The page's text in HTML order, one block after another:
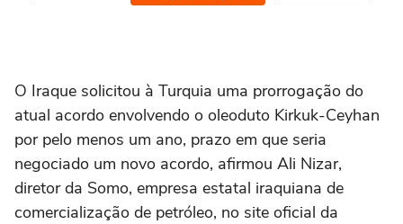
O Iraque ‌solicitou à Turquia uma prorrogação do
atual acordo envolvendo o oleoduto Kirkuk-Ceyhan
por pelo menos um ⁠ano, prazo em que ‌seria
negociado um novo acordo, afirmou Ali Nizar,
‌diretor da ‌Somo, empresa estatal iraquiana ⁠de
comercialização de petróleo, no site oficial da